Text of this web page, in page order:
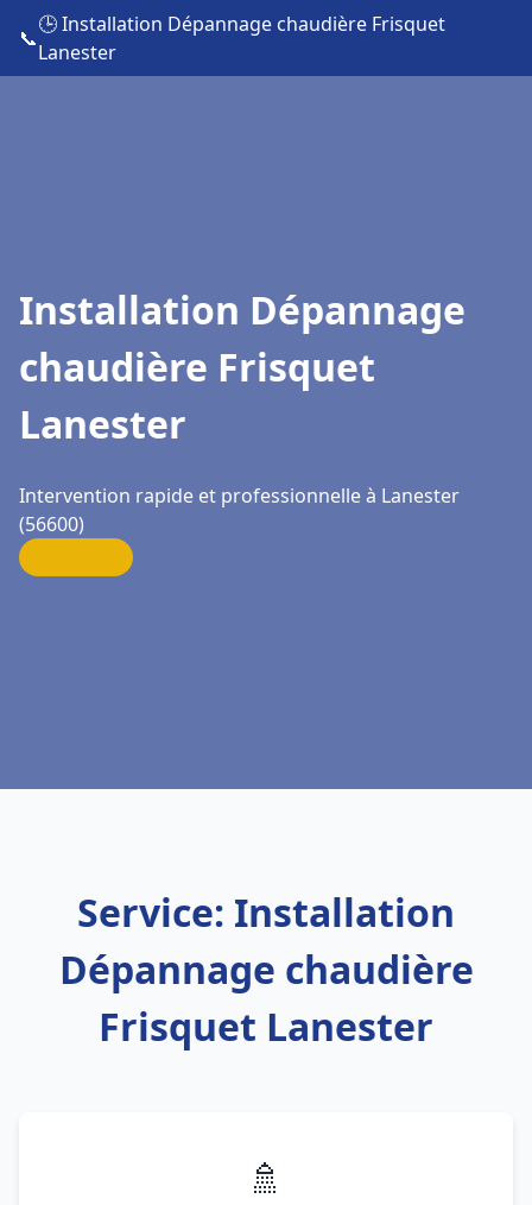
📞
🕒 Installation Dépannage chaudière Frisquet
Lanester
Installation Dépannage
chaudière Frisquet
Lanester
Intervention rapide et professionnelle à Lanester
(56600)
Service: Installation
Dépannage chaudière
Frisquet Lanester
🚿